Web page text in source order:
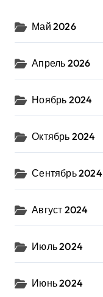
Май 2026
Апрель 2026
Ноябрь 2024
Октябрь 2024
Сентябрь 2024
Август 2024
Июль 2024
Июнь 2024